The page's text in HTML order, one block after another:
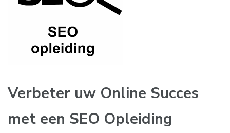
Verbeter uw Online Succes
met een SEO Opleiding